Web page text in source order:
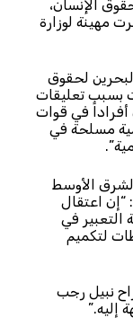
الإنسان،
مهينة لوزارة
لحقوق
بسبب تعليقات
أفراداً في قوات
مسلحة في
الأوسط
“إن اعتقال
التعبير في
لتكميم
نبيل رجب
إليه.”